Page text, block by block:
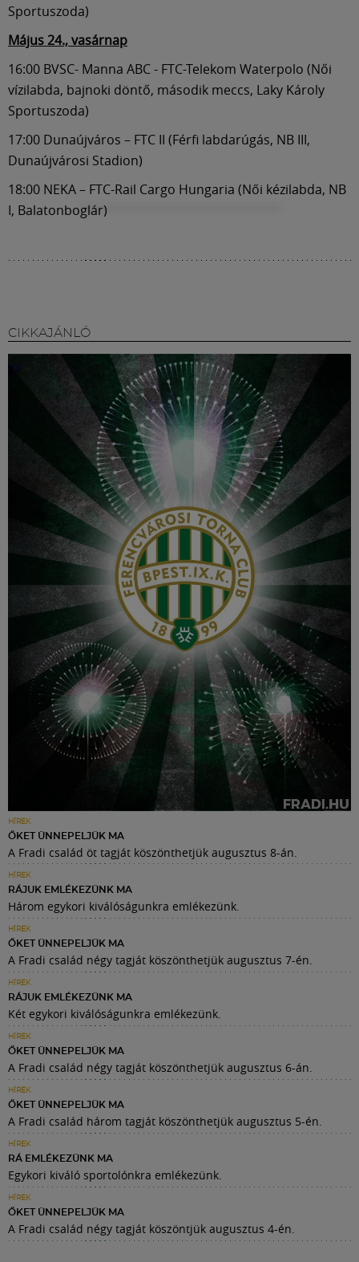
Sportuszoda)
Május 24., vasárnap
16:00 BVSC- Manna ABC - FTC-Telekom Waterpolo (Női
vízilabda, bajnoki döntő, második meccs, Laky Károly
Sportuszoda)
17:00 Dunaújváros – FTC II (Férfi labdarúgás, NB III,
Dunaújvárosi Stadion)
18:00 NEKA – FTC-Rail Cargo Hungaria (Női kézilabda, NB
I, Balatonboglár)
CIKKAJÁNLÓ
HÍREK
ŐKET ÜNNEPELJÜK MA
A Fradi család öt tagját köszönthetjük augusztus 8-án.
HÍREK
RÁJUK EMLÉKEZÜNK MA
Három egykori kiválóságunkra emlékezünk.
HÍREK
ŐKET ÜNNEPELJÜK MA
A Fradi család négy tagját köszönthetjük augusztus 7-én.
HÍREK
RÁJUK EMLÉKEZÜNK MA
Két egykori kiválóságunkra emlékezünk.
HÍREK
ŐKET ÜNNEPELJÜK MA
A Fradi család négy tagját köszönthetjük augusztus 6-án.
HÍREK
ŐKET ÜNNEPELJÜK MA
A Fradi család három tagját köszönthetjük augusztus 5-én.
HÍREK
RÁ EMLÉKEZÜNK MA
Egykori kiváló sportolónkra emlékezünk.
HÍREK
ŐKET ÜNNEPELJÜK MA
A Fradi család négy tagját köszöntjük augusztus 4-én.